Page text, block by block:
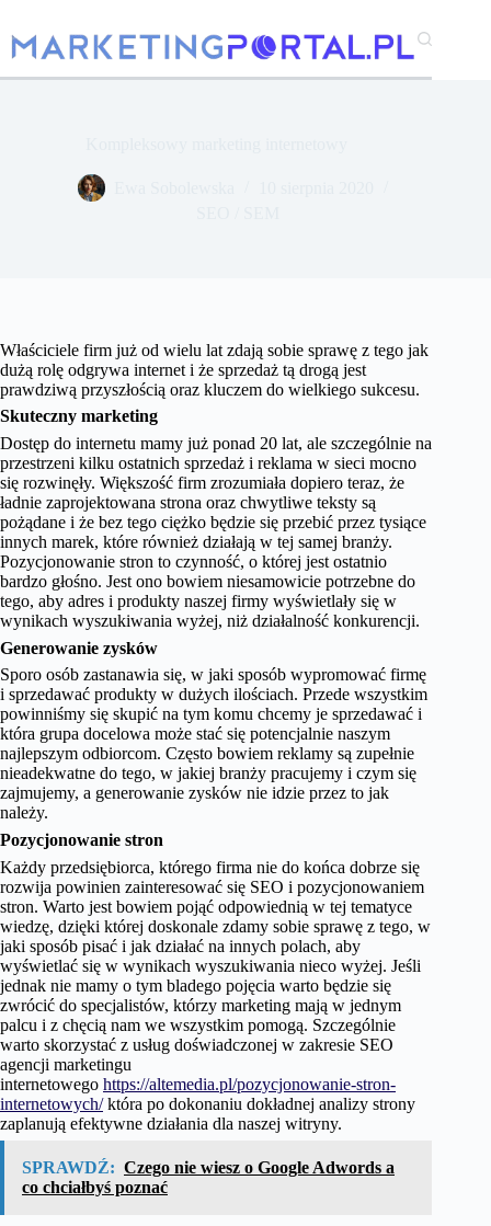
treści
Właściciele firm już od wielu lat zdają sobie sprawę z tego jak
dużą rolę odgrywa internet i że sprzedaż tą drogą jest
prawdziwą przyszłością oraz kluczem do wielkiego sukcesu.
Skuteczny marketing
Dostęp do internetu mamy już ponad 20 lat, ale szczególnie na
przestrzeni kilku ostatnich sprzedaż i reklama w sieci mocno
się rozwinęły. Większość firm zrozumiała dopiero teraz, że
ładnie zaprojektowana strona oraz chwytliwe teksty są
pożądane i że bez tego ciężko będzie się przebić przez tysiące
innych marek, które również działają w tej samej branży.
Pozycjonowanie stron to czynność, o której jest ostatnio
bardzo głośno. Jest ono bowiem niesamowicie potrzebne do
tego, aby adres i produkty naszej firmy wyświetlały się w
wynikach wyszukiwania wyżej, niż działalność konkurencji.
Generowanie zysków
Sporo osób zastanawia się, w jaki sposób wypromować firmę
i sprzedawać produkty w dużych ilościach. Przede wszystkim
powinniśmy się skupić na tym komu chcemy je sprzedawać i
która grupa docelowa może stać się potencjalnie naszym
najlepszym odbiorcom. Często bowiem reklamy są zupełnie
nieadekwatne do tego, w jakiej branży pracujemy i czym się
zajmujemy, a generowanie zysków nie idzie przez to jak
należy.
Pozycjonowanie stron
Każdy przedsiębiorca, którego firma nie do końca dobrze się
rozwija powinien zainteresować się SEO i pozycjonowaniem
stron. Warto jest bowiem pojąć odpowiednią w tej tematyce
wiedzę, dzięki której doskonale zdamy sobie sprawę z tego, w
jaki sposób pisać i jak działać na innych polach, aby
wyświetlać się w wynikach wyszukiwania nieco wyżej. Jeśli
jednak nie mamy o tym bladego pojęcia warto będzie się
zwrócić do specjalistów, którzy marketing mają w jednym
palcu i z chęcią nam we wszystkim pomogą. Szczególnie
warto skorzystać z usług doświadczonej w zakresie SEO
agencji marketingu
internetowego https://altemedia.pl/pozycjonowanie-stron-
internetowych/która po dokonaniu dokładnej analizy strony
zaplanują efektywne działania dla naszej witryny.
SPRAWDŹ: Czego nie wiesz o Google Adwords a
co chciałbyś poznać